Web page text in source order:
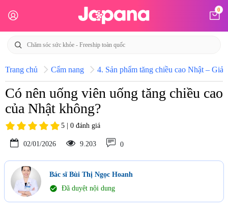
0
Trang chủ Cẩm nang 4. Sản phẩm tăng chiều cao Nhật –
Có nên uống viên uống tăng chiều cao
của Nhật không?
5 | 0 đánh giá
02/01/2026 9.203 0
Bác sĩ Bùi Thị Ngọc Hoanh
check_circle Đã duyệt nội dung